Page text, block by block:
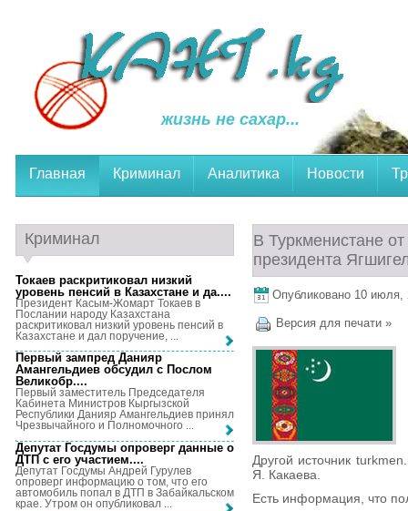
жизнь не сахар...
Главная Криминал Аналитика Новости
В Туркменистане
президента
Опубликовано 10 июля,
Версия для печати »
Другой источник
Я. Какаева.
Есть информация, что
Криминал
Токаев раскритиковал низкий
уровень пенсий в Казахстане и да....
Президент Касым-Жомарт Токаев в
Послании народу Казахстана
раскритиковал низкий уровень пенсий в
Казахстане и дал поручение, ...
Первый зампред Данияр
Амангельдиев обсудил с Послом
Великобр....
Первый заместитель Председателя
Кабинета Министров Кыргызской
Республики Данияр Амангельдиев принял
Чрезвычайного и Полномочного ...
Депутат Госдумы опроверг данные о
ДТП с его участием....
Депутат Госдумы Андрей Гурулев
опроверг информацию о том, что его
автомобиль попал в ДТП в Забайкальском
крае. Утром он опубликовал ...